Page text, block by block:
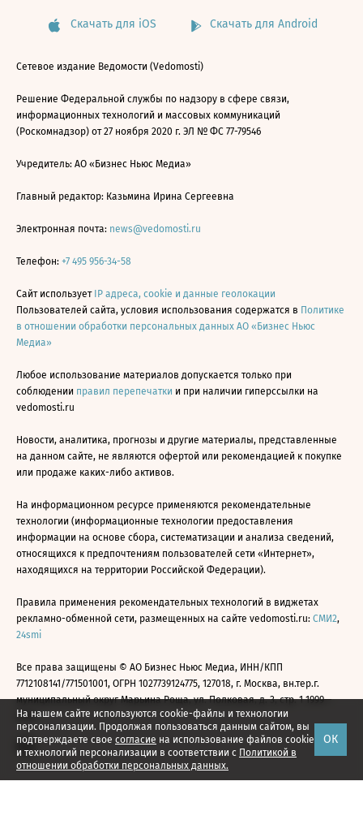
На нашем сайте используются cookie-файлы и технологии
персонализации. Продолжая пользоваться данным сайтом, вы
подтверждаете свое согласие на использование файлов cookie
и технологий персонализации в соответствии с Политикой в
отношении обработки персональных данных.
ОК
Скачать для iOS Скачать для Android
Сетевое издание Ведомости (Vedomosti)
Решение Федеральной службы по надзору в сфере связи,
информационных технологий и массовых коммуникаций
(Роскомнадзор) от 27 ноября 2020 г. ЭЛ № ФС 77-79546
Учредитель: АО «Бизнес Ньюс Медиа»
Главный редактор: Казьмина Ирина Сергеевна
Электронная почта: news@vedomosti.ru
Телефон: +7 495 956-34-58
Сайт использует IP адреса, cookie и данные геолокации
Пользователей сайта, условия использования содержатся в Политике
в отношении обработки персональных данных АО «Бизнес Ньюс
Медиа»
Любое использование материалов допускается только при
соблюдении правил перепечатки и при наличии гиперссылки на
vedomosti.ru
Новости, аналитика, прогнозы и другие материалы, представленные
на данном сайте, не являются офертой или рекомендацией к покупке
или продаже каких-либо активов.
На информационном ресурсе применяются рекомендательные
технологии (информационные технологии предоставления
информации на основе сбора, систематизации и анализа сведений,
относящихся к предпочтениям пользователей сети «Интернет»,
находящихся на территории Российской Федерации).
Правила применения рекомендательных технологий в виджетах
рекламно-обменной сети, размещенных на сайте vedomosti.ru: СМИ2,
24smi
Все права защищены © АО Бизнес Ньюс Медиа, ИНН/КПП
7712108141/771501001, ОГРН 1027739124775, 127018, г. Москва, вн.тер.г.
муниципальный округ Марьина Роща, ул. Полковая, д. 3, стр. 1 1999—
2026